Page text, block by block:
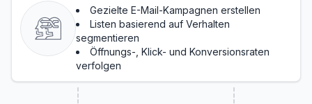
Gezielte E-Mail-Kampagnen erstellen
Listen basierend auf Verhalten
segmentieren
Öffnungs-, Klick- und Konversionsraten
verfolgen